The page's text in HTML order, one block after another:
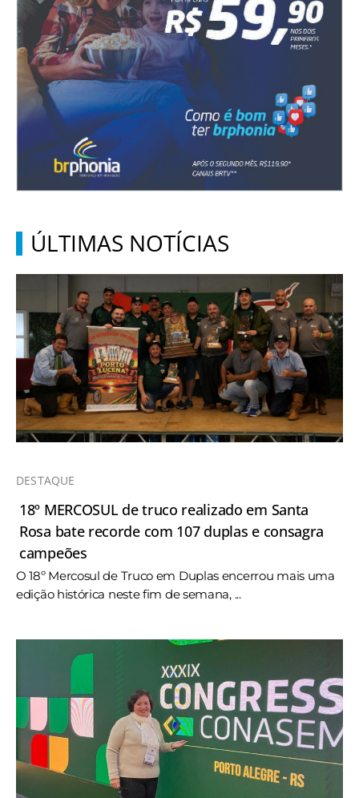
ÚLTIMAS NOTÍCIAS
DESTAQUE
18º MERCOSUL de truco realizado em Santa
Rosa bate recorde com 107 duplas e consagra
campeões
O 18º Mercosul de Truco em Duplas encerrou mais uma
edição histórica neste fim de semana, ...